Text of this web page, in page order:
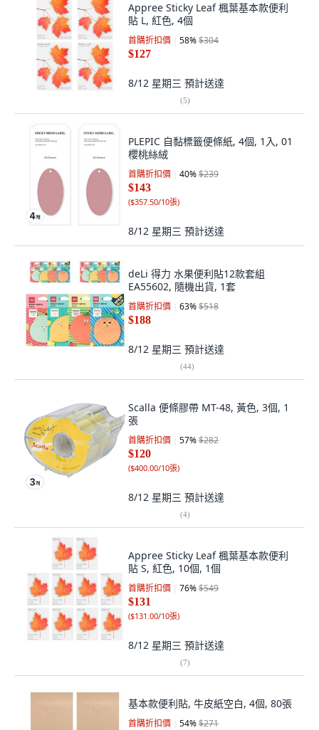
Appree Sticky Leaf 楓葉基本款便利
貼 L, 紅色, 4個
首購折扣價 58%$304
$127
8/12 星期三 預計送達
(5)
PLEPIC 自黏標籤便條紙, 4個, 1入, 01
櫻桃絲絨
首購折扣價 40%$239
$143
($357.50/10張)
8/12 星期三 預計送達
deLi 得力 水果便利貼12款套組
EA55602, 隨機出貨, 1套
首購折扣價 63%$518
$188
8/12 星期三 預計送達
(44)
Scalla 便條膠帶 MT-48, 黃色, 3個, 1
張
首購折扣價 57%$282
$120
($400.00/10張)
8/12 星期三 預計送達
(4)
Appree Sticky Leaf 楓葉基本款便利
貼 S, 紅色, 10個, 1個
首購折扣價 76%$549
$131
($131.00/10張)
8/12 星期三 預計送達
(7)
基本款便利貼, 牛皮紙空白, 4個, 80張
首購折扣價 54%$271